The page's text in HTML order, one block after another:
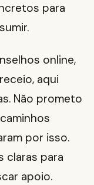
para
online,
aqui
Não prometo
por isso.
claras para
apoio.